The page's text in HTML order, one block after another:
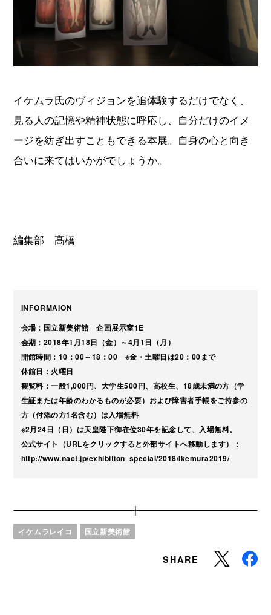
イケムラ氏のヴィジョンを追体験するだけでなく、
見る人の記憶や精神状態に呼応し、自分だけのイメ
ージを紡ぎ出すこともできる本展。自身の心と向き
合いに来てはいかがでしょうか。
編集部 髙橋
INFORMAION
会場：国立新美術館 企画展示室1E
会期：2018年1月18日（金）～4月1日（月）
開館時間：10：00～18：00 ※金・土曜日は20：00まで
休館日：火曜日
観覧料：一般1,000円、大学生500円、高校生、18歳未満の方（学
生証または年齢のわかるものが必要）および障害者手帳をご持参の
方（付添の方1名含む）は入場無料
※2月24日（日）は天皇陛下御在位30年を記念して、入場無料。
公式サイト（URLをクリックすると外部サイトへ移動します）：
http://www.nact.jp/exhibition_special/2018/Ikemura2019/
イケムラレイコ 国立新美術館
SHARE